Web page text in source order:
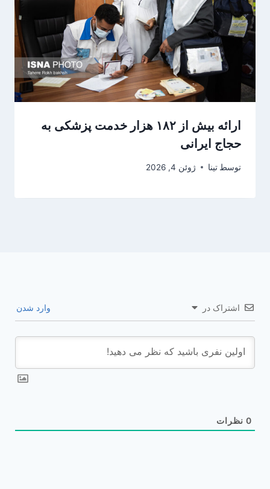
ارائه بیش از ۱۸۲ هزار خدمت پزشکی به
حجاج ایرانی
توسط تینا ژوئن 4, 2026
اشتراک در وارد شدن
0 نظرات